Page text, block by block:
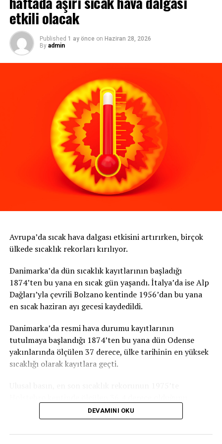
Fas, Covid-19 salgınıyla mücadele kapsamında iki doz aşı
yapılan kişilere “aşı pasaportu” verileceğini duyurdu.
Bangladeş yönetimi, Covid-19’un yayılmasını
engellemek amacıyla uygulanan kısıtlamaların 10 gün
daha uzatılacağını bildirdi.
Sağlık yetkilileri, Çin’in geliştirdiği Sinovac Covid-19
aşısının kullanımına onay verdiğini açıkladı.
İsrail’de maske takma zorunluluğu kalkıyor
İsrail’de bu sabah itibarıyla 12 ile 15 yaş arası çocuklar
Covid-19’a karşı aşılanmaya başladı. İsrail’de ayrıca,
Covid-19’un görülmeye başlandığı günden bu yana ilk
kez ülke içinde günlük yeni vakaya rastlanmadığı
alanlardaki maske takma zorunluluğu 15 Haziran’dan
TRT
İLGİLİ KONU:
UP NEXT
G7 ülkeleri vergi konusunda anlaştı: Çok uluslu şirketler
KAÇIRMAYIN
Kamala Harris’in uçağı teknik arıza nedeniyle zorunlu
iniş yaptı
etkili olacak
Published 1 ay önce on Haziran 28, 2026
By admin
Avrupa’da sıcak hava dalgası etkisini artırırken, birçok
ülkede sıcaklık rekorları kırılıyor.
Danimarka’da dün sıcaklık kayıtlarının başladığı
1874’ten bu yana en sıcak gün yaşandı. İtalya’da ise Alp
Dağları’yla çevrili Bolzano kentinde 1956’dan bu yana
en sıcak haziran ayı gecesi kaydedildi.
Danimarka’da resmi hava durumu kayıtlarının
tutulmaya başlandığı 1874’ten bu yana dün Odense
yakınlarında ölçülen 37 derece, ülke tarihinin en yüksek
sıcaklığı olarak kayıtlara geçti.
haziran ayı için ise en son 1947’de 35,5 dereceyle rekor
kırıldığını anımsattı.
DEVAMINI OKU